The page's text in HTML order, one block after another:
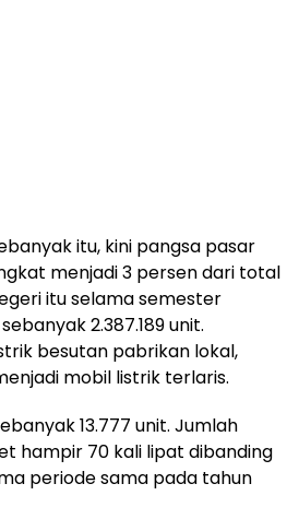
itu, kini pangsa pasar
menjadi 3 persen dari total
itu selama semester
2.387.189 unit.
besutan pabrikan lokal,
mobil listrik terlaris.
13.777 unit. Jumlah
hampir 70 kali lipat dibanding
periode sama pada tahun